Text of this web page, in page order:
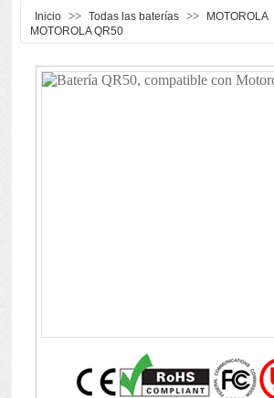
Inicio >> Todas las baterías >> MOTOROLA
MOTOROLA QR50